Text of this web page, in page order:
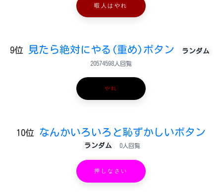
暇人はやれ
9位 見たら絶対にやる(重め)ボタン ランダム
20574598人回覧
やれ
10位 なんかいろいろと恥ずかしいボタン
ランダム 0人回覧
押しなさい